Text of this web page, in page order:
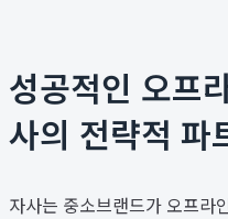
성공적인 오프
사의 전략적 파
자사는 중소브랜드가 오프라